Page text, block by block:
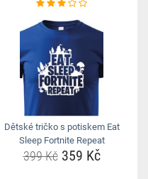
Dětské tričko s potiskem Eat
Sleep Fortnite Repeat
399 Kč359 Kč